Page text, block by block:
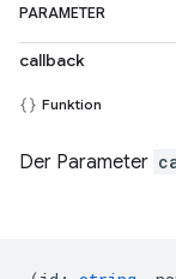
PARAMETER
callback
Funktion
Der Parameter